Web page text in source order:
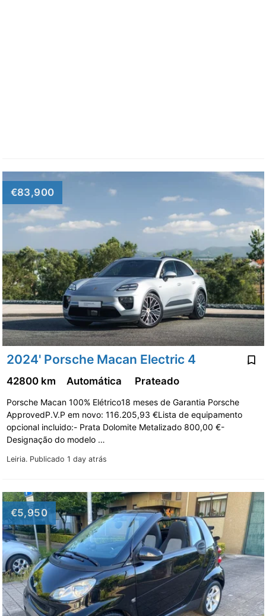
€83,900
2024' Porsche Macan Electric 4
Leiria. Publicado 1 day atrás
42800 km Automática Prateado
Porsche Macan 100% Elétrico18 meses de Garantia Porsche
ApprovedP.V.P em novo: 116.205,93 €Lista de equipamento
opcional incluido:- Prata Dolomite Metalizado 800,00 €-
Designação do modelo …
€5,950